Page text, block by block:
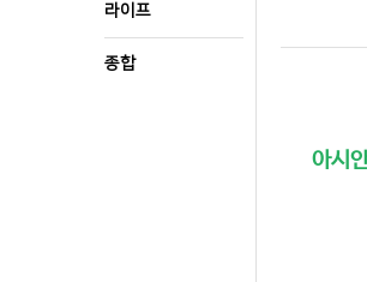
라이프
종합
아시